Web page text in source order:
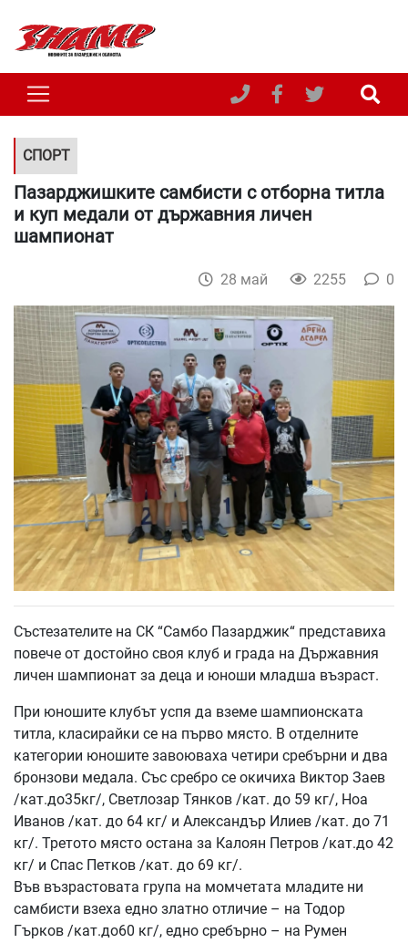
СПОРТ
Пазарджишките самбисти с отборна титла
и куп медали от държавния личен
шампионат
28 май 2255 0
Състезателите на СК “Самбо Пазарджик“ представиха
повече от достойно своя клуб и града на Държавния
личен шампионат за деца и юноши младша възраст.
При юношите клубът успя да вземе шампионската
титла, класирайки се на първо място. В отделните
категории юношите завоюваха четири сребърни и два
бронзови медала. Със сребро се окичиха Виктор Заев
/кат.до35кг/, Светлозар Тянков /кат. до 59 кг/, Ноа
Иванов /кат. до 64 кг/ и Александър Илиев /кат. до 71
кг/. Третото място остана за Калоян Петров /кат.до 42
кг/ и Спас Петков /кат. до 69 кг/.
Във възрастовата група на момчетата младите ни
самбисти взеха едно златно отличие – на Тодор
Гърков /кат.до60 кг/, едно сребърно – на Румен